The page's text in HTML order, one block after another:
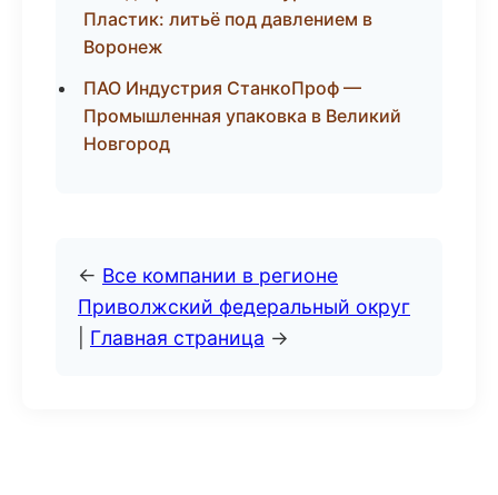
Пластик: литьё под давлением в
Воронеж
ПАО Индустрия СтанкоПроф —
Промышленная упаковка в Великий
Новгород
← Все компании в регионе
Приволжский федеральный округ
Главная страница →